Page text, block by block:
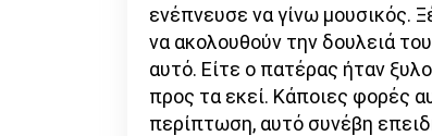
ενέπνευσε να γίνω μουσικός.
να ακολουθούν την δουλειά
αυτό. Είτε ο πατέρας ήταν
προς τα εκεί. Κάποιες φορές
περίπτωση, αυτό συνέβη